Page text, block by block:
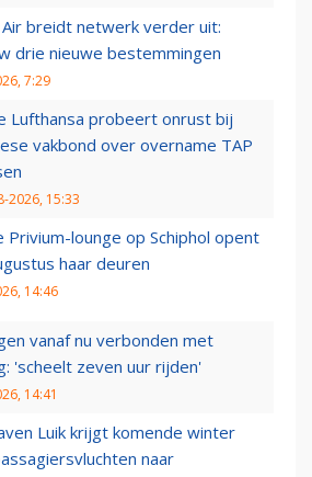
Air breidt netwerk verder uit:
drie nieuwe bestemmingen
7:29
Lufthansa probeert onrust bij
vakbond over overname TAP
2026, 15:33
Privium-lounge op Schiphol opent
haar deuren
14:46
vanaf nu verbonden met
'scheelt zeven uur rijden'
14:41
Luik krijgt komende winter
naar